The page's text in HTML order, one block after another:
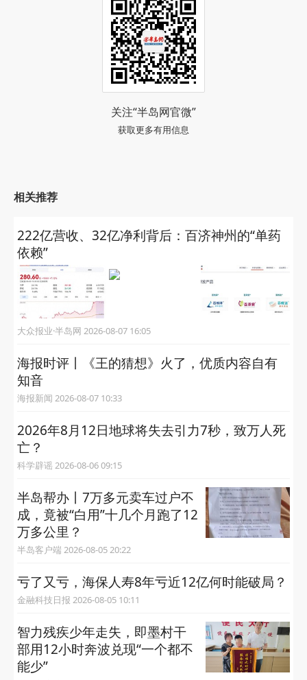
关注“半岛网官微”
获取更多有用信息
相关推荐
222亿营收、32亿净利背后：百济神州的“单药
依赖”
大众报业·半岛网 2026-08-07 16:05
海报时评丨《王的猜想》火了，优质内容自有
知音
海报新闻 2026-08-07 10:33
2026年8月12日地球将失去引力7秒，致万人死
亡？
科学辟谣 2026-08-06 09:15
半岛帮办丨7万多元卖车过户不
成，竟被“白用”十几个月跑了12
万多公里？
半岛客户端 2026-08-05 20:22
亏了又亏，海保人寿8年亏近12亿何时能破局？
金融科技日报 2026-08-05 10:11
智力残疾少年走失，即墨村干
部用12小时奔波兑现“一个都不
能少”